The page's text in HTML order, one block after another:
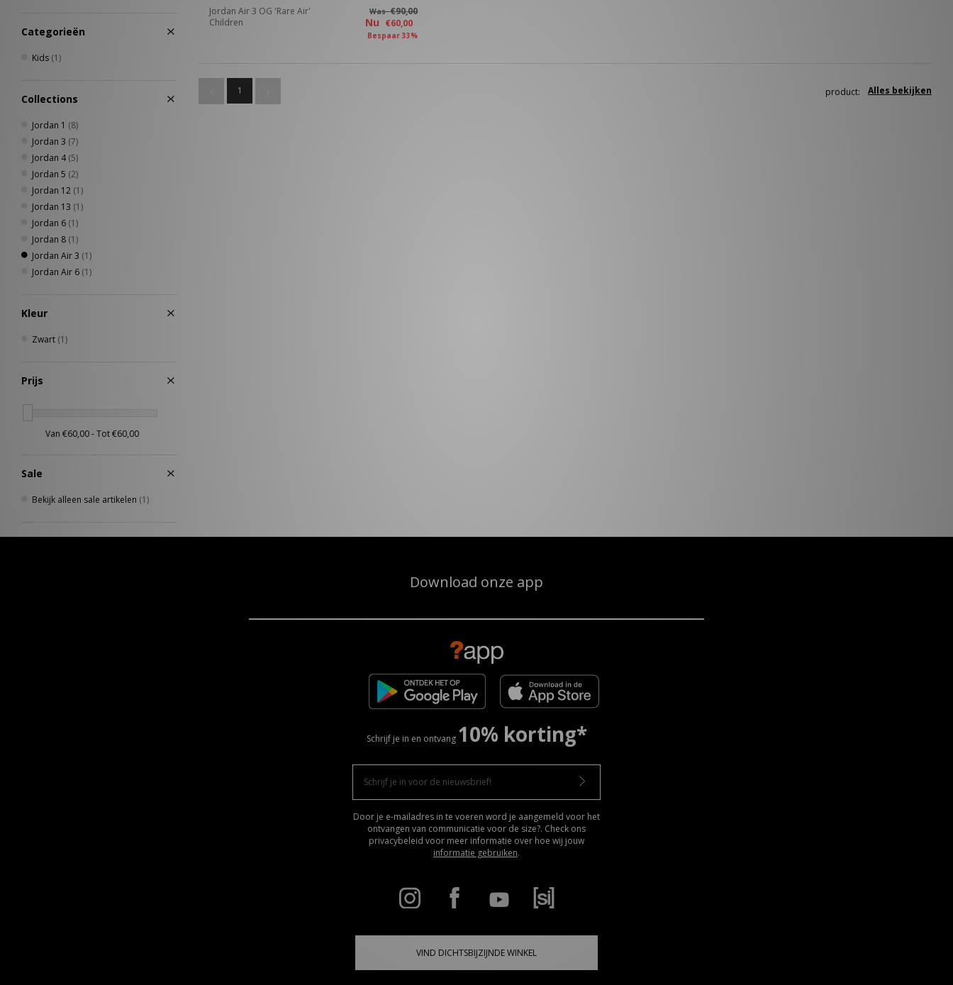
Categorieën
Kids (1)
Collections
Jordan 1 (8)
Jordan 3 (7)
Jordan 4(5)
Jordan 5 (2)
Jordan 12 (1)
Jordan 13 (1)
Jordan 6 (1)
Jordan 8 (1)
Jordan Air 3 (1)
Jordan Air 6 (1)
Kleur
Zwart (1)
Prijs
Sale
Bekijk alleen sale artikelen (1)
Jordan Air 3 OG 'Rare Air'
Children
Was€90,00
Nu €60,00
Bespaar 33%
1 Alles bekijken
product:
Download onze app
Schrijf je in en ontvang 10% korting*
Door je e-mailadres in te voeren word je aangemeld voor het
ontvangen van communicatie voor de size?. Check ons
privacybeleid voor meer informatie over hoe wij jouw
informatie gebruiken.
VIND DICHTSBIJZIJNDE WINKEL